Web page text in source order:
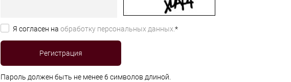
Я согласен на обработку персональных данных.*
Пароль должен быть не менее 6 символов длиной.